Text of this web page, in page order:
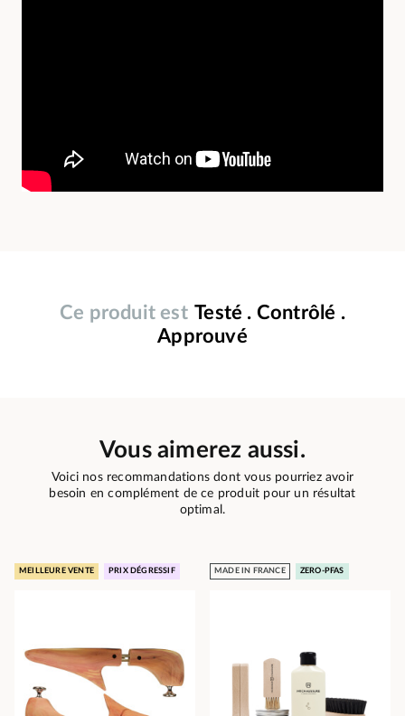
Ce produit est Testé . Contrôlé .
Approuvé
Vous aimerez aussi.
Voici nos recommandations dont vous pourriez avoir
besoin en complément de ce produit pour un résultat
optimal.
MEILLEURE VENTE PRIX DÉGRESSIF MADE IN FRANCE ZERO-PFAS